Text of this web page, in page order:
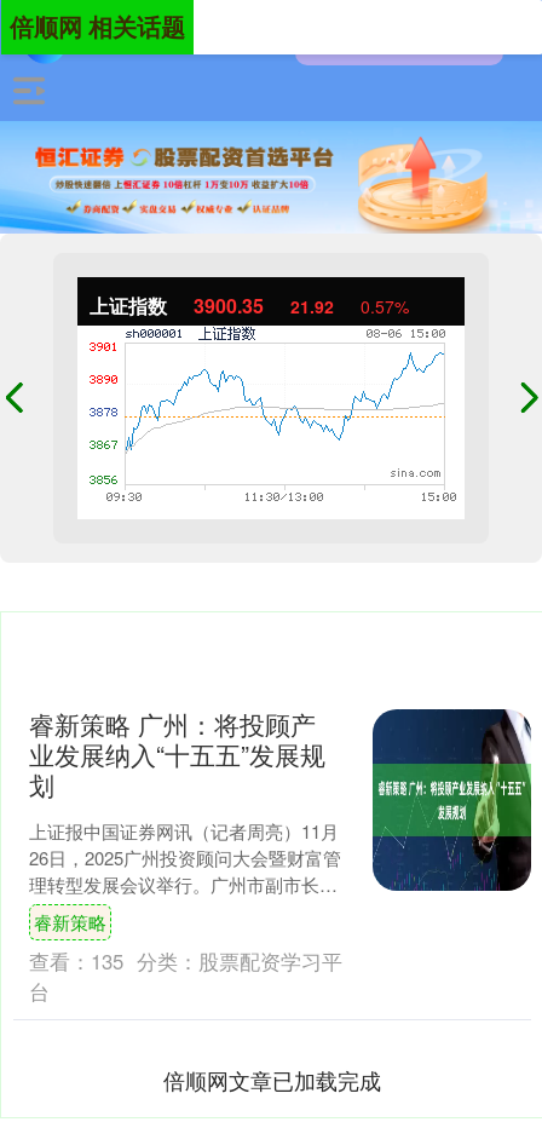
上证指数 3900.35 21.92 0.57%
倍顺网 相关话题
睿新策略 广州：将投顾产
业发展纳入“十五五”发展规
划
上证报中国证券网讯（记者周亮）11月
26日，2025广州投资顾问大会暨财富管
理转型发展会议举行。广州市副市长赖
志鸿在会上表示，近年来，广州锚定“全
国投顾第一城”....
睿新策略
查看： 135 分类： 股票配资学习平
台
倍顺网文章已加载完成